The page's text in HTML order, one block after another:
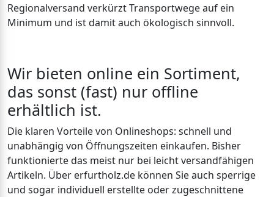
Regionalversand verkürzt Transportwege auf ein
Minimum und ist damit auch ökologisch sinnvoll.
Wir bieten online ein Sortiment,
das sonst (fast) nur offline
erhältlich ist.
Die klaren Vorteile von Onlineshops: schnell und
unabhängig von Öffnungszeiten einkaufen. Bisher
funktionierte das meist nur bei leicht versandfähigen
Artikeln. Über erfurtholz.de können Sie auch sperrige
und sogar individuell erstellte oder zugeschnittene